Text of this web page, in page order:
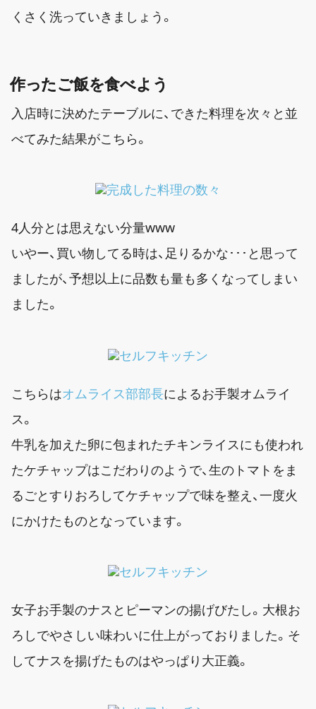
くさく洗っていきましょう。
作ったご飯を食べよう
入店時に決めたテーブルに、できた料理を次々と並
べてみた結果がこちら。
4人分とは思えない分量www
いやー、買い物してる時は、足りるかな･･･と思って
ましたが、予想以上に品数も量も多くなってしまい
ました。
こちらはオムライス部部長によるお手製オムライ
ス。
牛乳を加えた卵に包まれたチキンライスにも使われ
たケチャップはこだわりのようで、生のトマトをま
るごとすりおろしてケチャップで味を整え、一度火
にかけたものとなっています。
女子お手製のナスとピーマンの揚げびたし。大根お
ろしでやさしい味わいに仕上がっておりました。そ
してナスを揚げたものはやっぱり大正義。